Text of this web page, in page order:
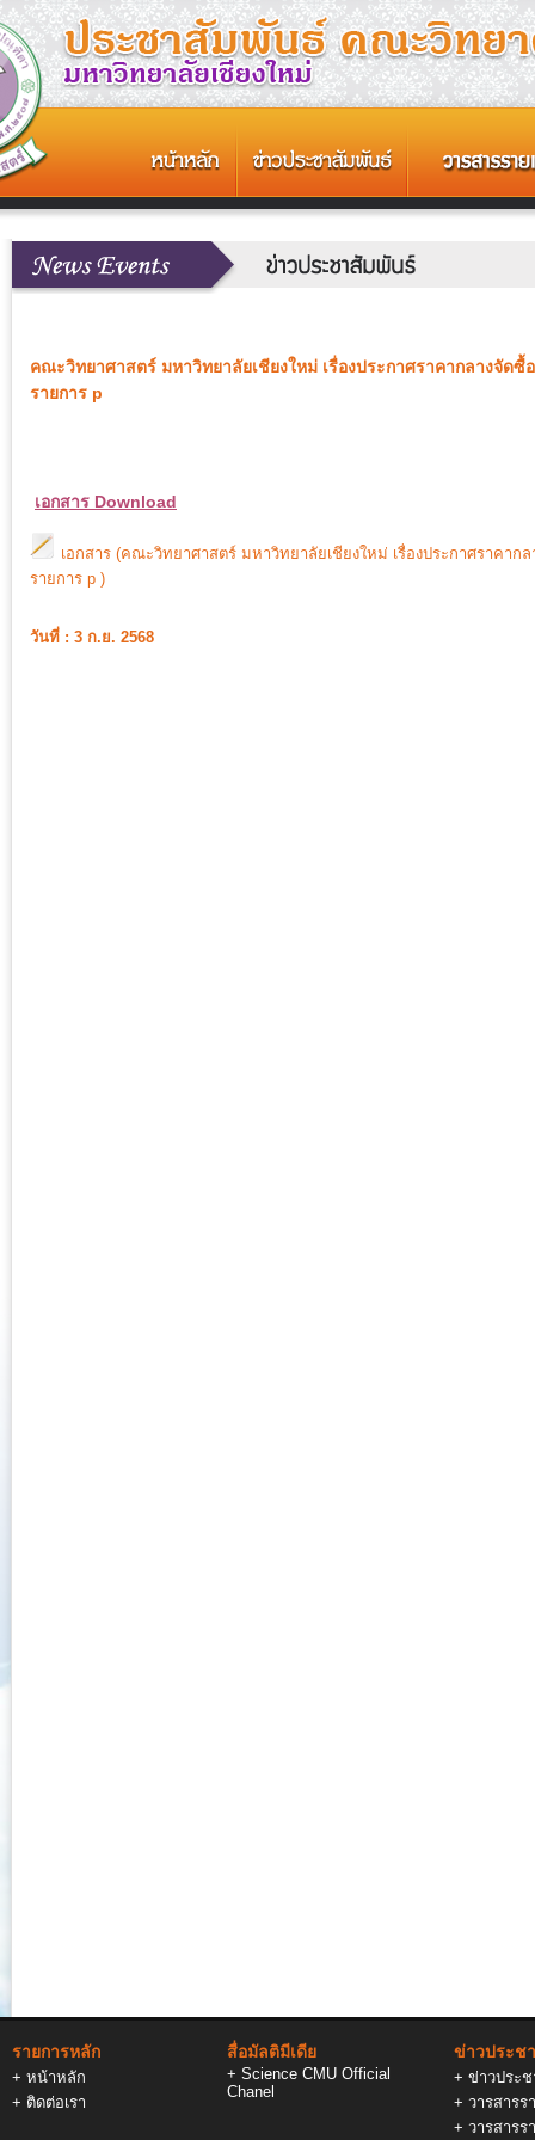
คณะวิทยาศาสตร์ มหาวิทยาลัยเชียงใหม่ เรื่องประกาศราคากลางจั
รายการ p
เอกสาร Download
เอกสาร (คณะวิทยาศาสตร์ มหาวิทยาลัยเชียงใหม่ เรื่องประกาศราค
รายการ p )
วันที่ : 3 ก.ย. 2568
รายการหลัก
+ หน้าหลัก
+ ติดต่อเรา
สื่อมัลติมีเดีย
+ Science CMU Official
Chanel
ข่าวประช
+ ข่าวประ
+ วารสารร
+ วารสารร